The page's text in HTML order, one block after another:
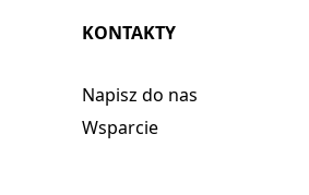
KONTAKTY
Napisz do nas
Wsparcie